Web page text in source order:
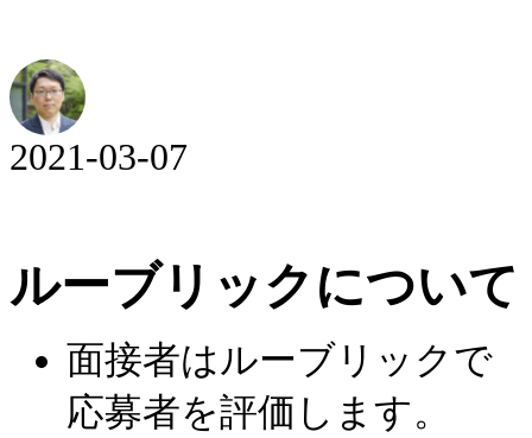
2021-03-07
ルーブリックについて
面接者はルーブリックで
応募者を評価します。